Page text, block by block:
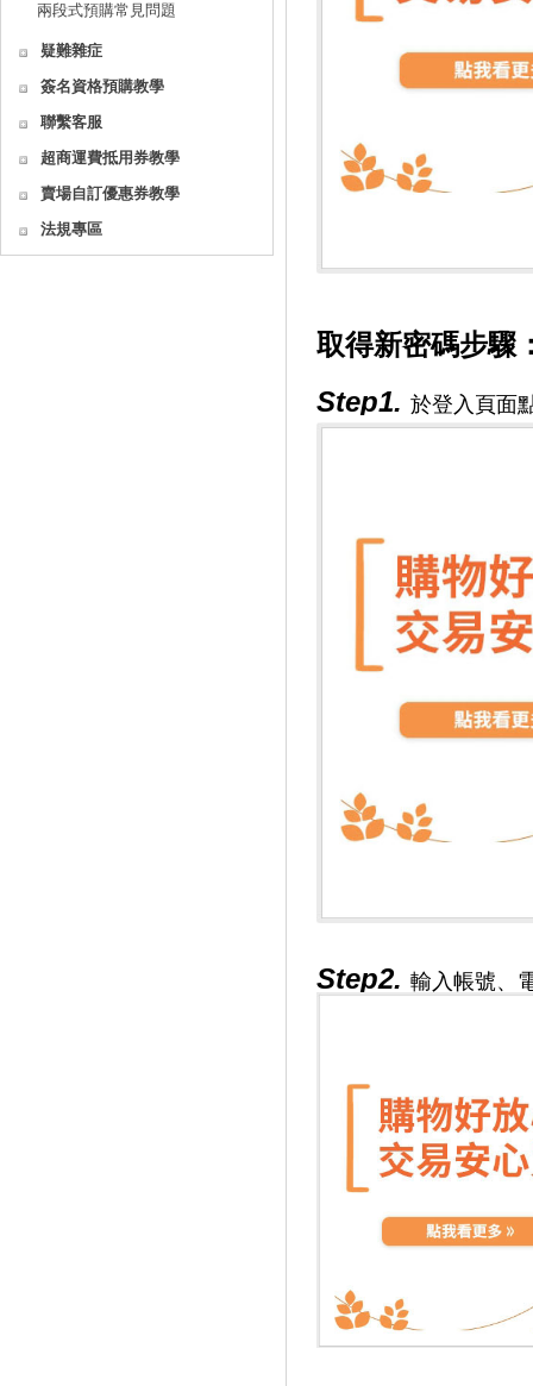
兩段式預購常見問題
疑難雜症
簽名資格預購教學
聯繫客服
超商運費抵用券教學
賣場自訂優惠券教學
法規專區
取得新密碼步驟
Step1. 於登入頁面
Step2. 輸入帳號、